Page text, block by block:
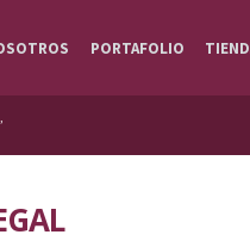
PORTAFOLIO